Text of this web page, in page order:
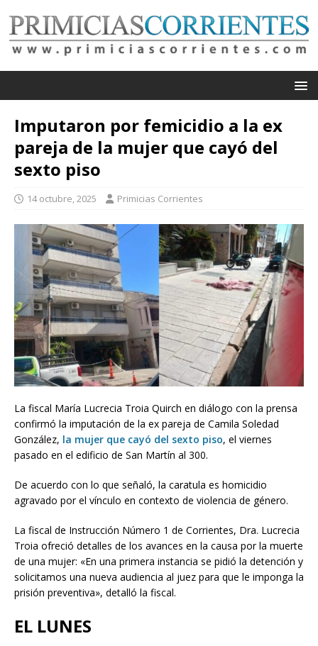
Imputaron por femicidio a la ex
pareja de la mujer que cayó del
sexto piso
14 octubre, 2025 Primicias Corrientes
La fiscal María Lucrecia Troia Quirch en diálogo con la prensa
confirmó la imputación de la ex pareja de Camila Soledad
González, la mujer que cayó del sexto piso, el viernes
pasado en el edificio de San Martín al 300.
De acuerdo con lo que señaló, la caratula es homicidio
agravado por el vínculo en contexto de violencia de género.
La fiscal de Instrucción Número 1 de Corrientes, Dra. Lucrecia
Troia ofreció detalles de los avances en la causa por la muerte
de una mujer: «En una primera instancia se pidió la detención y
solicitamos una nueva audiencia al juez para que le imponga la
prisión preventiva», detalló la fiscal.
EL LUNES